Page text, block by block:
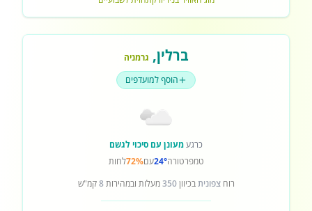
ברלין, גרמניה
הוסף למועדפים
כרגעמעונן עם סיכוי לגשם
טמפרטורה24°עם72%לחות
רוחצפוניתבכיוון350מעלות ובמהירות8קמ"ש